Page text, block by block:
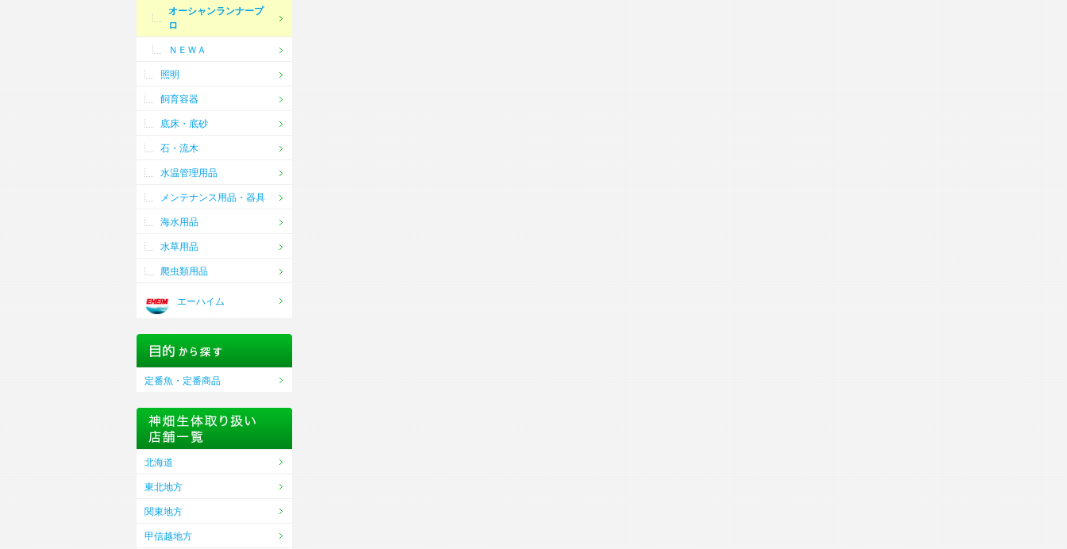
オーシャンランナープ
ロ
ＮＥＷＡ
照明
飼育容器
底床・底砂
石・流木
水温管理用品
メンテナンス用品・器具
海水用品
水草用品
爬虫類用品
エーハイム
定番魚・定番商品
北海道
東北地方
関東地方
甲信越地方